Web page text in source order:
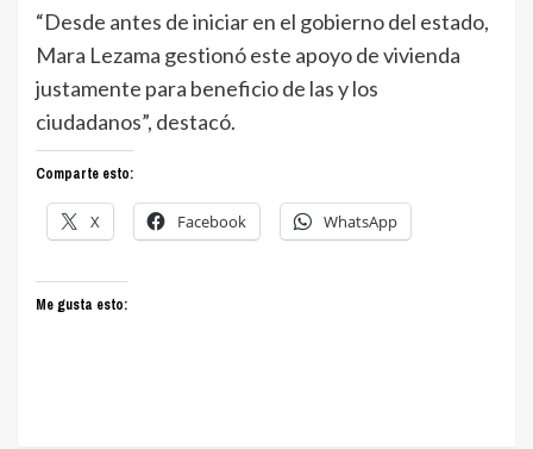
“Desde antes de iniciar en el gobierno del estado,
Mara Lezama gestionó este apoyo de vivienda
justamente para beneficio de las y los
ciudadanos”, destacó.
Comparte esto:
X Facebook WhatsApp
Me gusta esto: